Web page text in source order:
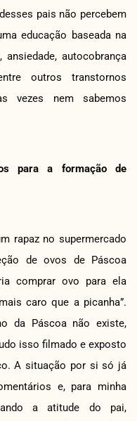
pais não percebem
educação baseada na
autocobrança
outros transtornos
vezes nem sabemos
para a formação de
rapaz no supermercado
de ovos de Páscoa
comprar ovo para ela
caro que a picanha”.
da Páscoa não existe,
isso filmado e exposto
A situação por si só já
e, para minha
a atitude do pai,